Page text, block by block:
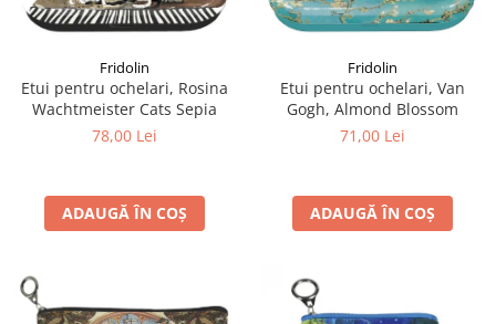
Fridolin
Etui pentru ochelari, Rosina
Wachtmeister Cats Sepia
78,00 Lei
ADAUGĂ ÎN COȘ
Fridolin
Etui pentru ochelari, Van
Gogh, Almond Blossom
71,00 Lei
ADAUGĂ ÎN COȘ